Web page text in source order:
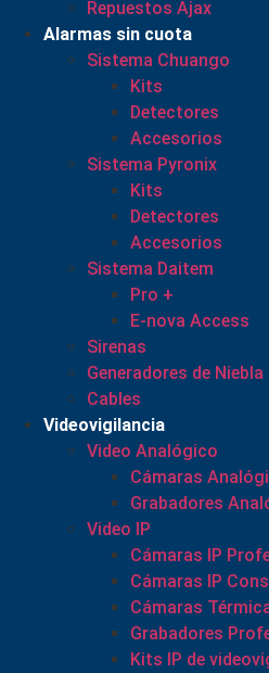
Repuestos Ajax
Alarmas sin cuota
Sistema Chuango
Kits
Detectores
Accesorios
Sistema Pyronix
Kits
Detectores
Accesorios
Sistema Daitem
Pro +
E-nova Access
Sirenas
Generadores de Niebla
Cables
Videovigilancia
Video Analógico
Cámaras
Grabadores
Video IP
Cámaras IP
Cámaras IP
Cámaras
Grabadores
Kits IP de